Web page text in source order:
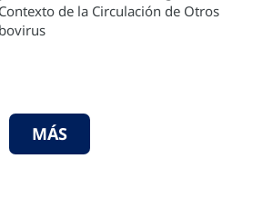
de la Circulación de Otros
MÁS